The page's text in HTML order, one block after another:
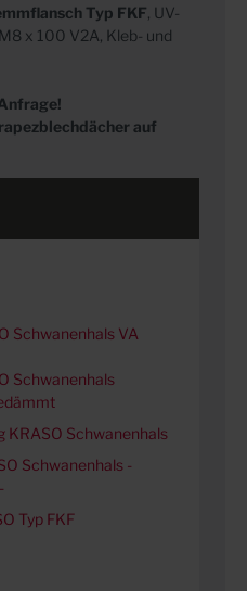
Typ FKF, UV-
x 100 V2A, Kleb- und
auf
Schwanenhals VA
Schwanenhals
KRASO Schwanenhals
Schwanenhals -
Typ FKF